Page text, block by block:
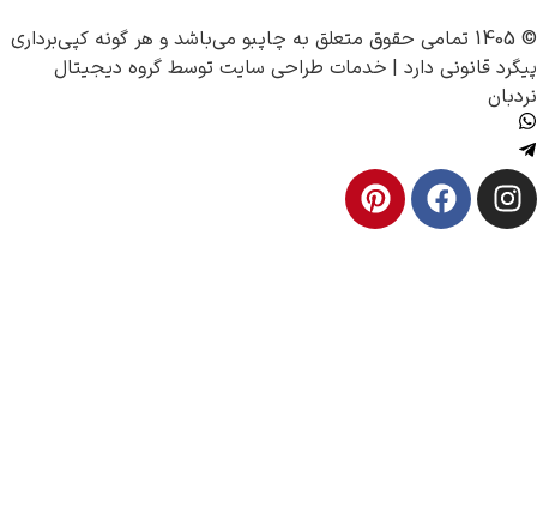
چاپبومی‌باشد و هر گونه کپی‌برداری
دارد |خدمات طراحی سایتتوسطگروه دیجیتال